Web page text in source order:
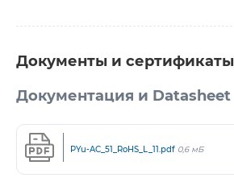
Документы и сертификаты
Документация и Datasheet
PYu-AC_51_RoHS_L_11.pdf 0,6 мБ